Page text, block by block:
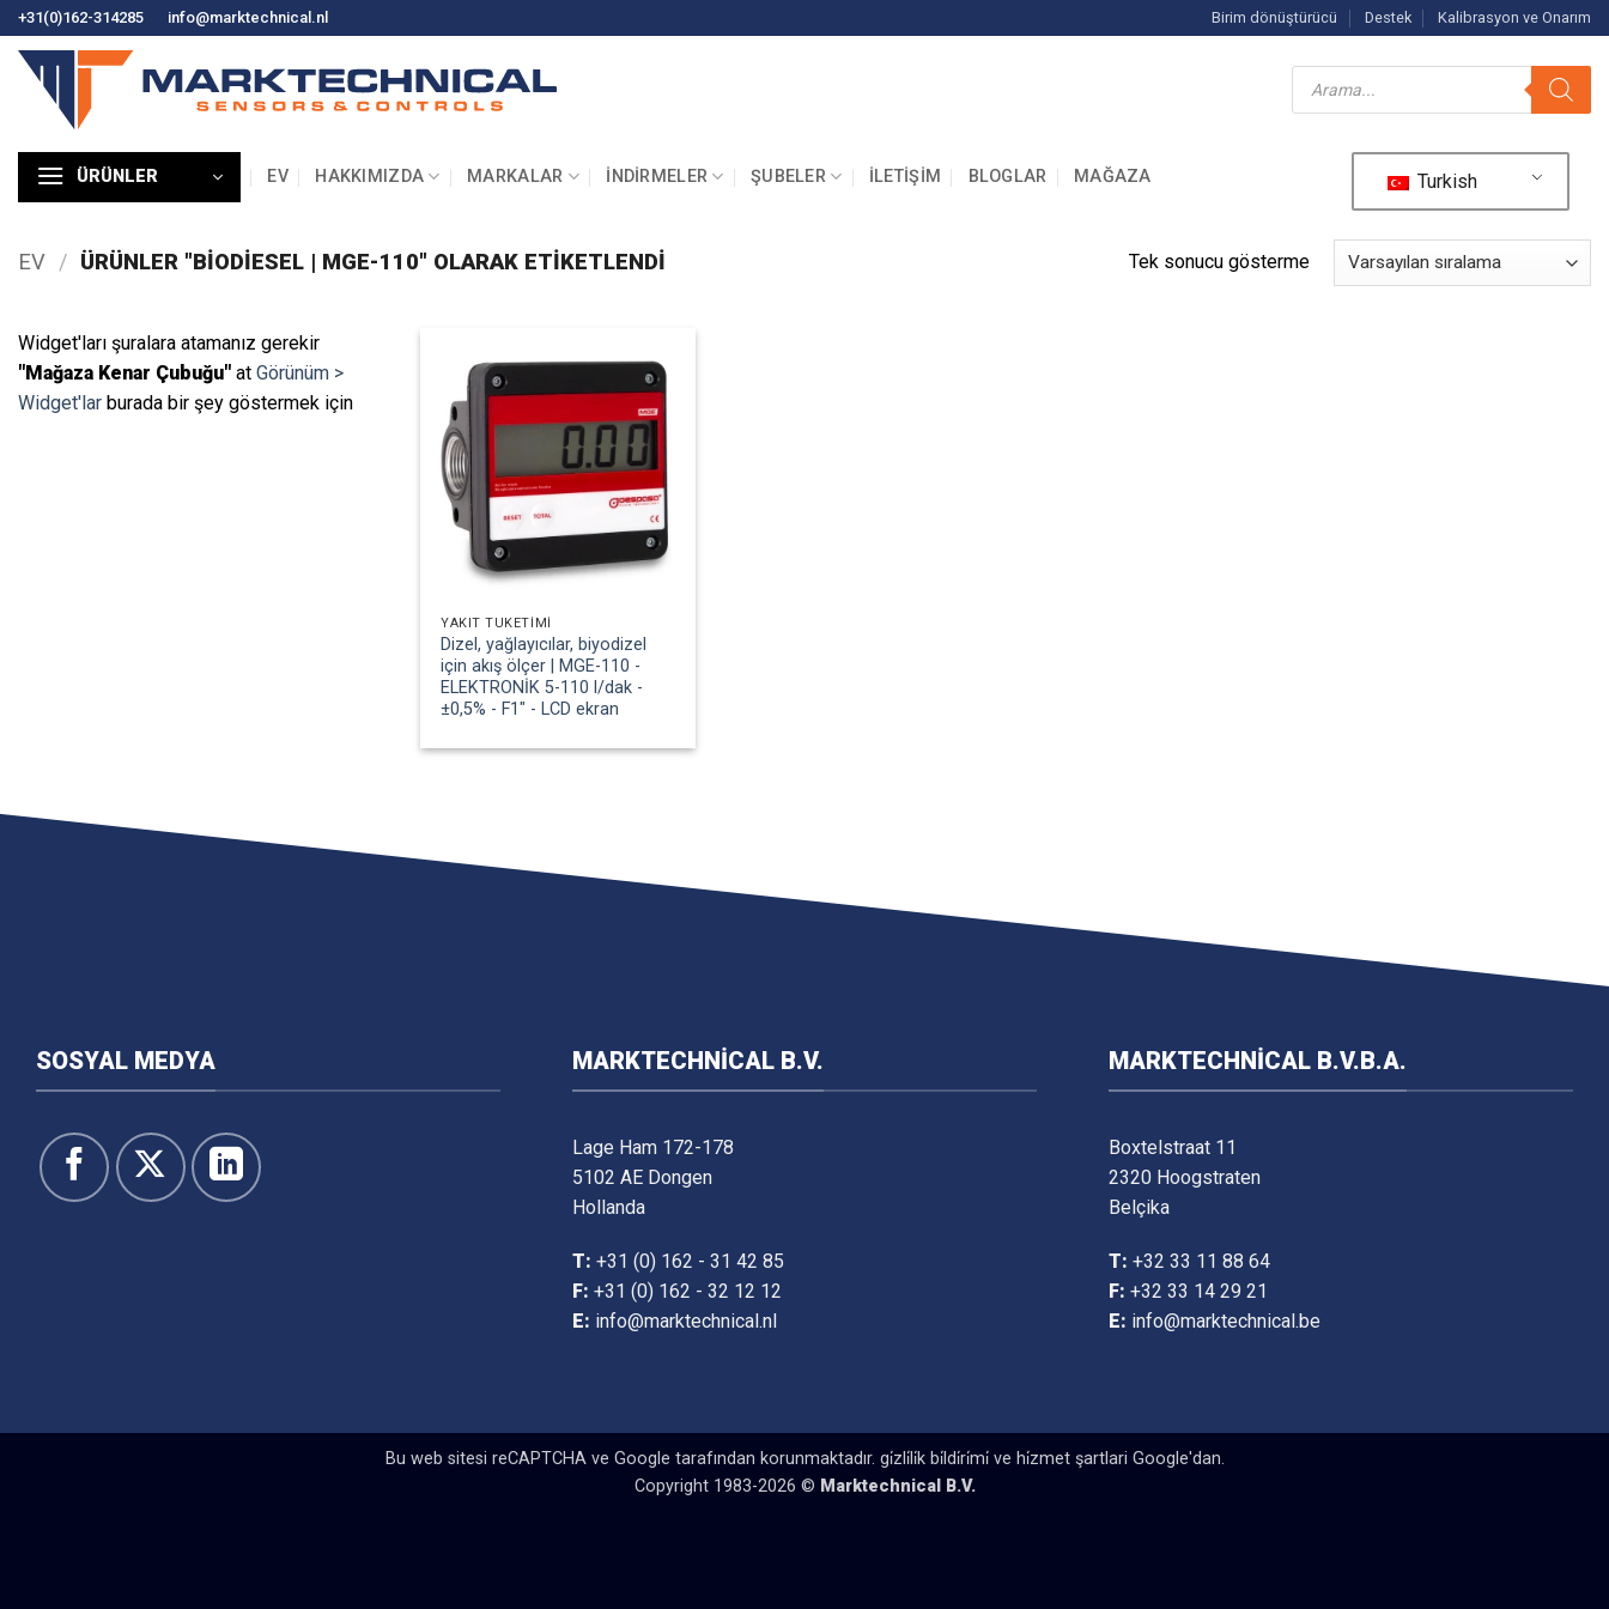
İçeriğe
atla
+31(0)162-314285 info@marktechnical.nl Birim dönüştürücü Destek Kalibrasyon ve Onarım
Ürün
arama
ÜRÜNLER EV HAKKIMIZDA MARKALAR İNDIRMELER ŞUBELER İLETIŞIM BLOGLAR MAĞAZA Turkish
EV / ÜRÜNLER "BIODIESEL | MGE-110" OLARAK ETIKETLENDI Tek sonucu gösterme
Widget'ları şuralara atamanız gerekir
"Mağaza Kenar Çubuğu" at Görünüm >
Widget'lar burada bir şey göstermek için
YAKIT TÜKETIMI
Dizel, yağlayıcılar, biyodizel
için akış ölçer | MGE-110 -
ELEKTRONİK 5-110 l/dak -
±0,5% - F1″ - LCD ekran
SOSYAL MEDYA MARKTECHNICAL B.V.
Lage Ham 172-178
5102 AE Dongen
Hollanda
T: +31 (0) 162 - 31 42 85
F: +31 (0) 162 - 32 12 12
E: info@marktechnical.nl
MARKTECHNICAL B.V.B.A.
Boxtelstraat 11
2320 Hoogstraten
Belçika
T: +32 33 11 88 64
F: +32 33 14 29 21
E: info@marktechnical.be
Bu web sitesi reCAPTCHA ve Google tarafından korunmaktadır. gi̇zli̇li̇k bi̇ldi̇ri̇mi̇ve hi̇zmet şartlari Google'dan.
Copyright 1983-2026 © Marktechnical B.V.